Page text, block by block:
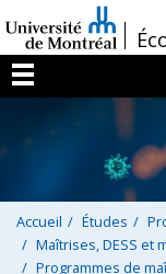
au
contenu
/
Menu
Accueil Études
Maîtrises, DESS et
Programmes de